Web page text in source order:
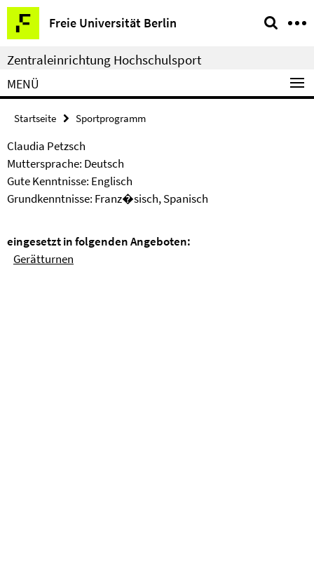
Springe
direkt
zu
Inhalt
Freie Universität Berlin
Service-
Navigation
Zentraleinrichtung Hochschulsport
MENÜ
Startseite Sportprogramm
Claudia Petzsch
Muttersprache: Deutsch
Gute Kenntnisse: Englisch
​​​​​​​Grundkenntnisse: Franz�sisch, Spanisch
eingesetzt in folgenden Angeboten:
Gerätturnen